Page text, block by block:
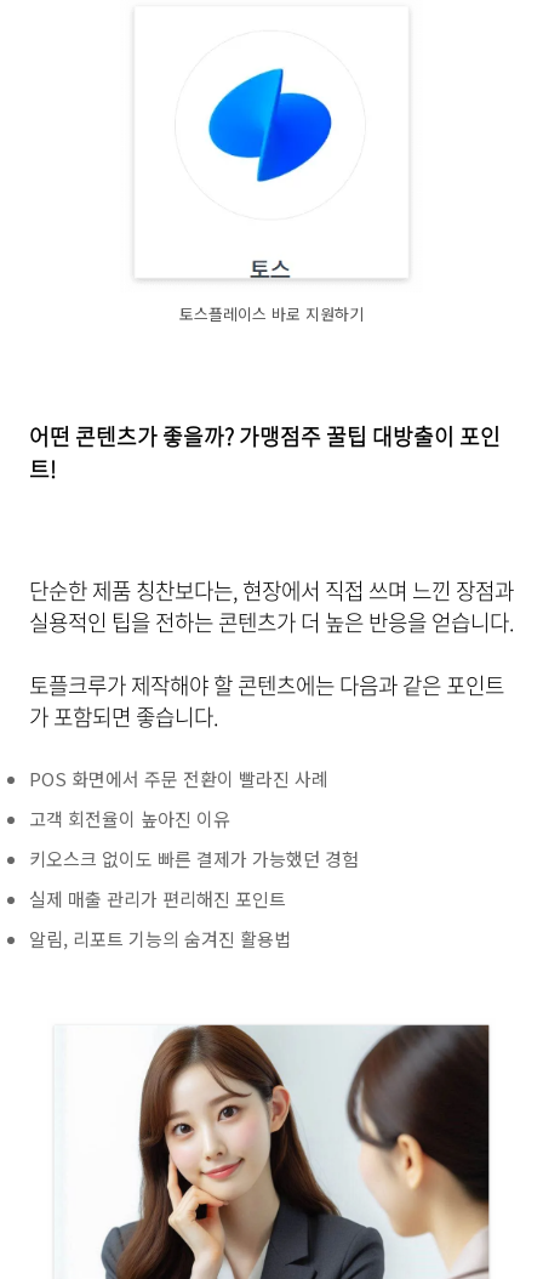
토스플레이스 바로 지원하기
어떤 콘텐츠가 좋을까? 가맹점주 꿀팁 대방출이 포인
트!
단순한 제품 칭찬보다는, 현장에서 직접 쓰며 느낀 장점과
실용적인 팁을 전하는 콘텐츠가 더 높은 반응을 얻습니다.
토플크루가 제작해야 할 콘텐츠에는 다음과 같은 포인트
가 포함되면 좋습니다.
POS 화면에서 주문 전환이 빨라진 사례
고객 회전율이 높아진 이유
키오스크 없이도 빠른 결제가 가능했던 경험
실제 매출 관리가 편리해진 포인트
알림, 리포트 기능의 숨겨진 활용법